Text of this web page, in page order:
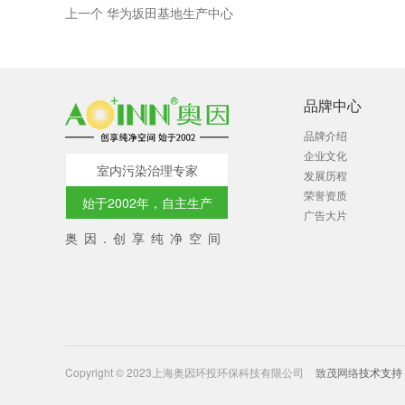
上一个 华为坂田基地生产中心
室内污染治理专家
始于2002年，自主生产
奥因.创享纯净空间
品牌中心
品牌介绍
企业文化
发展历程
荣誉资质
广告大片
Copyright © 2023上海奥因环投环保科技有限公司 致茂网络技术支持